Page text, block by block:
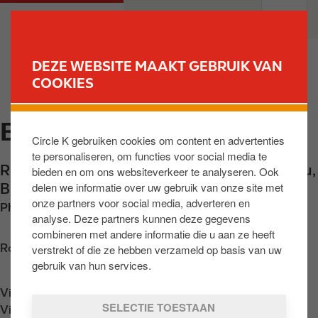
DEZE WEBSITE MAAKT GEBRUIK VAN
COOKIES
Circle K gebruiken cookies om content en advertenties
te personaliseren, om functies voor social media te
bieden en om ons websiteverkeer te analyseren. Ook
delen we informatie over uw gebruik van onze site met
onze partners voor social media, adverteren en
analyse. Deze partners kunnen deze gegevens
combineren met andere informatie die u aan ze heeft
verstrekt of die ze hebben verzameld op basis van uw
gebruik van hun services.
SELECTIE TOESTAAN
a
n
e
n
n
a
r
i
n
M
v
BRAINE-LE-CHATEAU
Rue de Mont St-Pont 167,Braine-Le-Château,
BE-1440,BE
Phone: +3223663754
Routebeschrijving opvragen
Vind ons op
Vind ons op
Google Play